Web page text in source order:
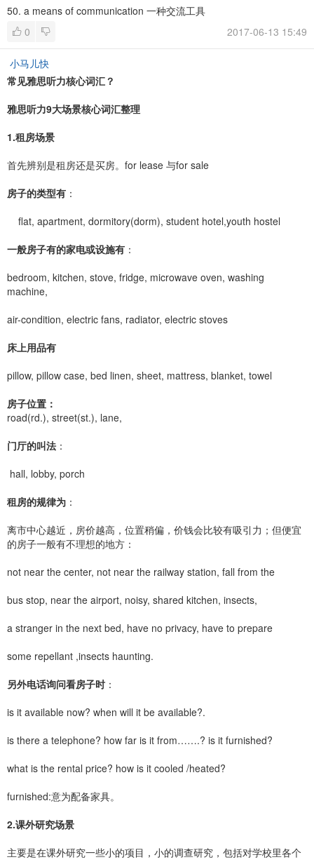
50. a means of communication 一种交流工具
0
2017-06-13 15:49
小马儿快
常见雅思听力核心词汇？
雅思听力9大场景核心词汇整理​
1.租房场景
首先辨别是租房还是买房。for lease 与for sale
房子的类型有 ：
flat, apartment, dormitory(dorm), student hotel,youth hostel
一般房子有的家电或设施有 ：
bedroom, kitchen, stove, fridge, microwave oven, washing
machine,
air-condition, electric fans, radiator, electric stoves
床上用品有
pillow, pillow case, bed linen, sheet, mattress, blanket, towel
房子位置：
road(rd.), street(st.), lane,
门厅的叫法 ：
hall, lobby, porch
租房的规律为 ：
离市中心越近，房价越高，位置稍偏，价钱会比较有吸引力；但便宜
的房子一般有不理想的地方：
not near the center, not near the railway station, fall from the
bus stop, near the airport, noisy, shared kitchen, insects,
a stranger in the next bed, have no privacy, have to prepare
some repellant ,insects haunting.
另外电话询问看房子时 ：
is it available now? when will it be available?.
is there a telephone? how far is it from…….? is it furnished?
what is the rental price? how is it cooled /heated?
furnished:意为配备家具。
2.课外研究场景
主要是在课外研究一些小的项目，小的调查研究，包括对学校里各个